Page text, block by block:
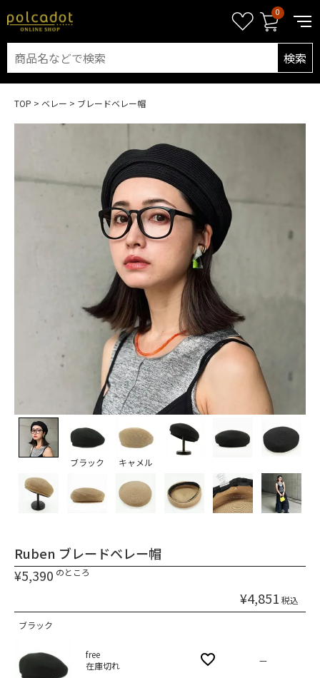
0
検索
TOP ベレー ブレードベレー帽
ブラック キャメル
Ruben ブレードベレー帽
¥5,390 のところ
¥4,851 税込
ブラック
free
在庫切れ
—